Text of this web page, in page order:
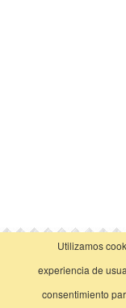
Utilizamos
experiencia de
consentimiento